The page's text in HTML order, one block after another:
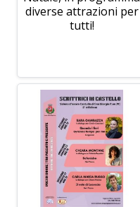
diverse attrazioni per
tutti!